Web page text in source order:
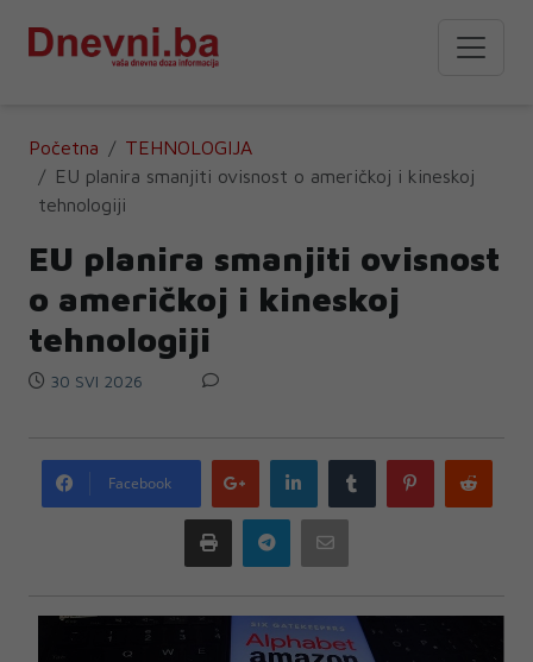
Početna
TEHNOLOGIJA
EU planira smanjiti ovisnost o američkoj i kineskoj
tehnologiji
EU planira smanjiti ovisnost
o američkoj i kineskoj
tehnologiji
30 SVI 2026
Facebook
Google
plus
LinkedIn Tumblr Pinterest
Print Telegram